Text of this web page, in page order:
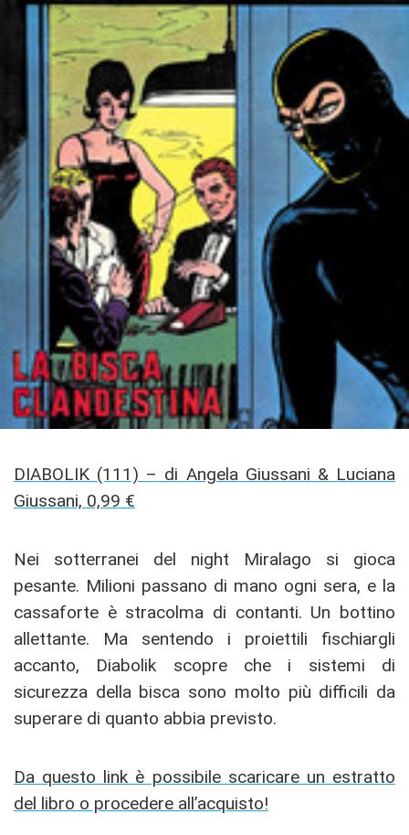
DIABOLIK (111) – di Angela Giussani & Luciana
Giussani, 0,99 €
Nei sotterranei del night Miralago si gioca
pesante. Milioni passano di mano ogni sera, e la
cassaforte è stracolma di contanti. Un bottino
allettante. Ma sentendo i proiettili fischiargli
accanto, Diabolik scopre che i sistemi di
sicurezza della bisca sono molto più difficili da
superare di quanto abbia previsto.
Da questo link è possibile scaricare un estratto
del libro o procedere all’acquisto!